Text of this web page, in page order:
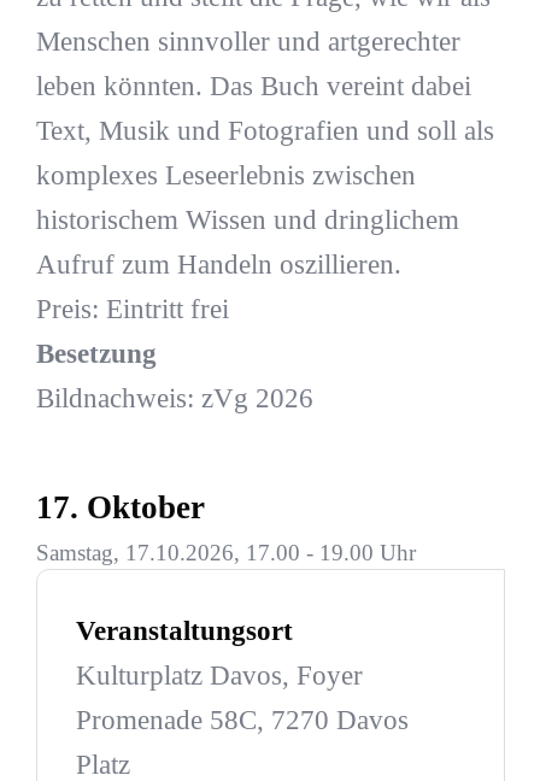
Menschen sinnvoller und artgerechter
leben könnten. Das Buch vereint dabei
Text, Musik und Fotografien und soll als
komplexes Leseerlebnis zwischen
historischem Wissen und dringlichem
Aufruf zum Handeln oszillieren.
Preis: Eintritt frei
Besetzung
Bildnachweis: zVg 2026
17. Oktober
Samstag, 17.10.2026, 17.00 - 19.00 Uhr
Veranstaltungsort
Kulturplatz Davos, Foyer
Promenade 58C, 7270 Davos
Platz